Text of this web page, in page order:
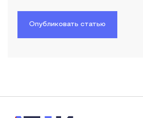
Опубликовать статью